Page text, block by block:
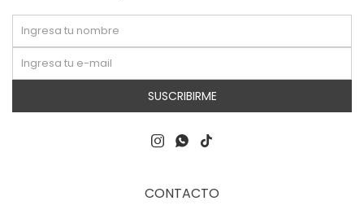
CONTACTO
SUSCRIBIRME
  